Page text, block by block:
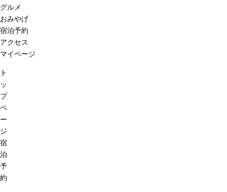
グルメ
おみやげ
宿泊予約
アクセス
マイページ
ト
ッ
プ
ペ
ー
ジ
宿
泊
予
約